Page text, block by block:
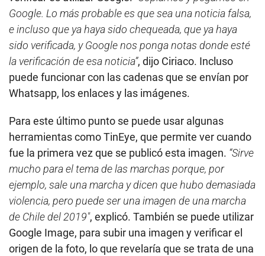
Google. Lo más probable es que sea una noticia falsa,
e incluso que ya haya sido chequeada, que ya haya
sido verificada, y Google nos ponga notas donde esté
la verificación de esa noticia”, dijo Ciriaco. Incluso
puede funcionar con las cadenas que se envían por
Whatsapp, los enlaces y las imágenes.
Para este último punto se puede usar algunas
herramientas como TinEye, que permite ver cuando
fue la primera vez que se publicó esta imagen. “Sirve
mucho para el tema de las marchas porque, por
ejemplo, sale una marcha y dicen que hubo demasiada
violencia, pero puede ser una imagen de una marcha
de Chile del 2019″, explicó. También se puede utilizar
Google Image, para subir una imagen y verificar el
origen de la foto, lo que revelaría que se trata de una